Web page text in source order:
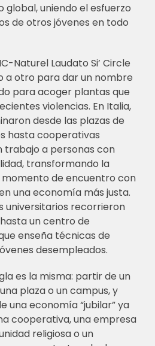
global, uniendo el esfuerzo
de otros jóvenes en todo
Naturel Laudato Si’ Circle
a otro para dar un nombre
para acoger plantas que
violencias. En Italia,
desde las plazas de
hasta cooperativas
trabajo a personas con
transformando la
de encuentro con
una economía más justa.
universitarios recorrieron
un centro de
enseña técnicas de
desempleados.
es la misma: partir de un
plaza o un campus, y
una economía “jubilar” ya
cooperativa, una empresa
religiosa o un